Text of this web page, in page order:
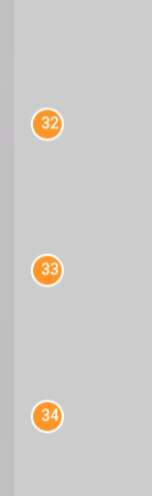
32
33
34